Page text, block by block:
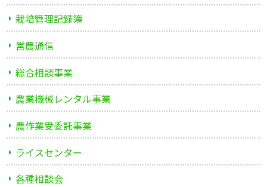
栽培管理記録簿
営農通信
総合相談事業
農業機械レンタル事業
農作業受委託事業
ライスセンター
各種相談会